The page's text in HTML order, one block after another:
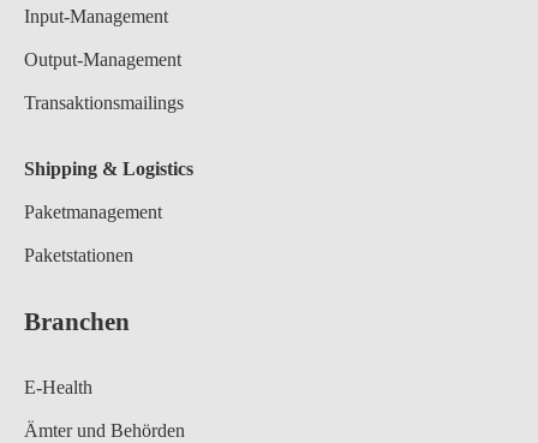
Input-Management
Output-Management
Transaktionsmailings
Shipping & Logistics
Paketmanagement
Paketstationen
Branchen
E-Health
Ämter und Behörden